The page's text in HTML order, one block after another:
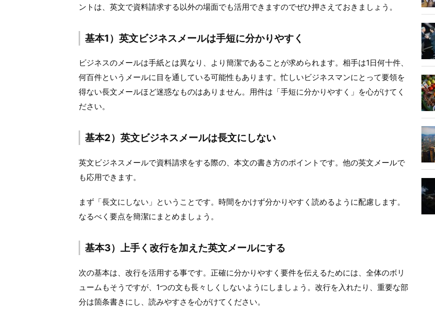
ントは、英文で資料請求する以外の場面でも活用できますのでぜひ押さえておきましょう。
基本1）英文ビジネスメールは手短に分かりやすく
ビジネスのメールは手紙とは異なり、より簡潔であることが求められます。相手は1日何十件、
何百件というメールに目を通している可能性もあります。忙しいビジネスマンにとって要領を
得ない長文メールほど迷惑なものはありません。用件は「手短に分かりやすく」を心がけてく
ださい。
基本2）英文ビジネスメールは長文にしない
英文ビジネスメールで資料請求をする際の、本文の書き方のポイントです。他の英文メールで
も応用できます。
まず「長文にしない」ということです。時間をかけず分かりやすく読めるように配慮します。
なるべく要点を簡潔にまとめましょう。
基本3）上手く改行を加えた英文メールにする
次の基本は、改行を活用する事です。正確に分かりやすく要件を伝えるためには、全体のボリ
ュームもそうですが、1つの文も長々しくしないようにしましょう。改行を入れたり、重要な部
分は箇条書きにし、読みやすさを心がけてください。